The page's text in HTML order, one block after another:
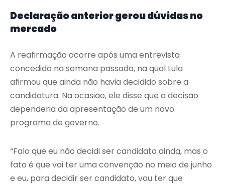
Declaração anterior gerou dúvidas no
mercado
A reafirmação ocorre após uma entrevista
concedida na semana passada, na qual Lula
afirmou que ainda não havia decidido sobre a
candidatura. Na ocasião, ele disse que a decisão
dependeria da apresentação de um novo
programa de governo.
“Falo que eu não decidi ser candidato ainda, mas o
fato é que vai ter uma convenção no meio de junho
e eu, para decidir ser candidato, vou ter que